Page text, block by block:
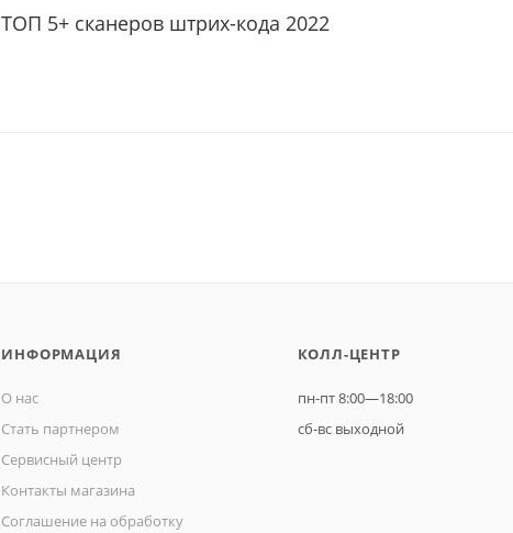
ТОП 5+ сканеров штрих-кода 2022
ИНФОРМАЦИЯ
О нас
Стать партнером
Сервисный центр
Контакты магазина
Соглашение на обработку
КОЛЛ-ЦЕНТР
пн-пт 8:00—18:00
сб-вс выходной